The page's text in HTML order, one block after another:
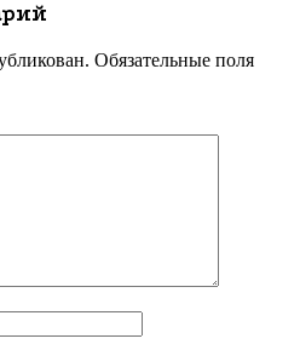
Обязательные поля